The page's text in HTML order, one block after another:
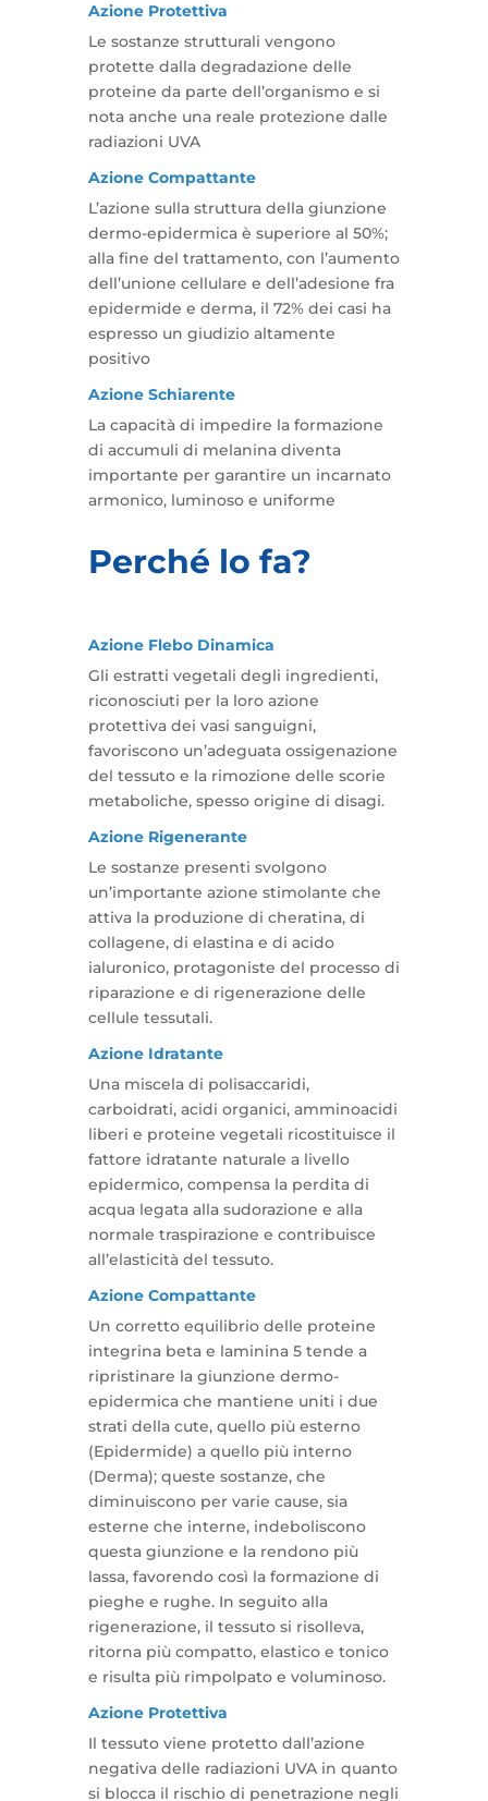
Azione Protettiva
Le sostanze strutturali vengono
protette dalla degradazione delle
proteine da parte dell’organismo e si
nota anche una reale protezione dalle
radiazioni UVA
Azione Compattante
L’azione sulla struttura della giunzione
dermo-epidermica è superiore al 50%;
alla fine del trattamento, con l’aumento
dell’unione cellulare e dell’adesione fra
epidermide e derma, il 72% dei casi ha
espresso un giudizio altamente
positivo
Azione Schiarente
La capacità di impedire la formazione
di accumuli di melanina diventa
importante per garantire un incarnato
armonico, luminoso e uniforme
Perché lo fa?
Azione Flebo Dinamica
Gli estratti vegetali degli ingredienti,
riconosciuti per la loro azione
protettiva dei vasi sanguigni,
favoriscono un’adeguata ossigenazione
del tessuto e la rimozione delle scorie
metaboliche, spesso origine di disagi.
Azione Rigenerante
Le sostanze presenti svolgono
un’importante azione stimolante che
attiva la produzione di cheratina, di
collagene, di elastina e di acido
ialuronico, protagoniste del processo di
riparazione e di rigenerazione delle
cellule tessutali.
Azione Idratante
Una miscela di polisaccaridi,
carboidrati, acidi organici, amminoacidi
liberi e proteine vegetali ricostituisce il
fattore idratante naturale a livello
epidermico, compensa la perdita di
acqua legata alla sudorazione e alla
normale traspirazione e contribuisce
all’elasticità del tessuto.
Azione Compattante
Un corretto equilibrio delle proteine
integrina beta e laminina 5 tende a
ripristinare la giunzione dermo-
epidermica che mantiene uniti i due
strati della cute, quello più esterno
(Epidermide) a quello più interno
(Derma); queste sostanze, che
diminuiscono per varie cause, sia
esterne che interne, indeboliscono
questa giunzione e la rendono più
lassa, favorendo così la formazione di
pieghe e rughe. In seguito alla
rigenerazione, il tessuto si risolleva,
ritorna più compatto, elastico e tonico
e risulta più rimpolpato e voluminoso.
Azione Protettiva
Il tessuto viene protetto dall’azione
negativa delle radiazioni UVA in quanto
si blocca il rischio di penetrazione negli